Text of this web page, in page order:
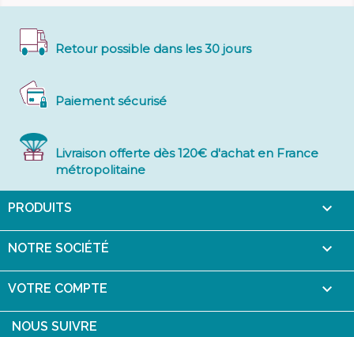
Retour possible dans les 30 jours
Paiement sécurisé
Livraison offerte dès 120€ d'achat en France
métropolitaine
PRODUITS 
NOTRE SOCIÉTÉ 
VOTRE COMPTE 
NOUS SUIVRE